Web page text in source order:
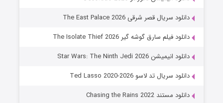
قسمت
14 (زیرنویس)
دانلود سریال قصر شرقی The East Palace 2026
دانلود فیلم سارق گوشه گیر The Isolate Thief 2026
دانلود انیمیشن Star Wars: The Ninth Jedi 2026
دانلود سریال تد لاسو Ted Lasso 2020-2026
دانلود مستند Chasing the Rains 2022